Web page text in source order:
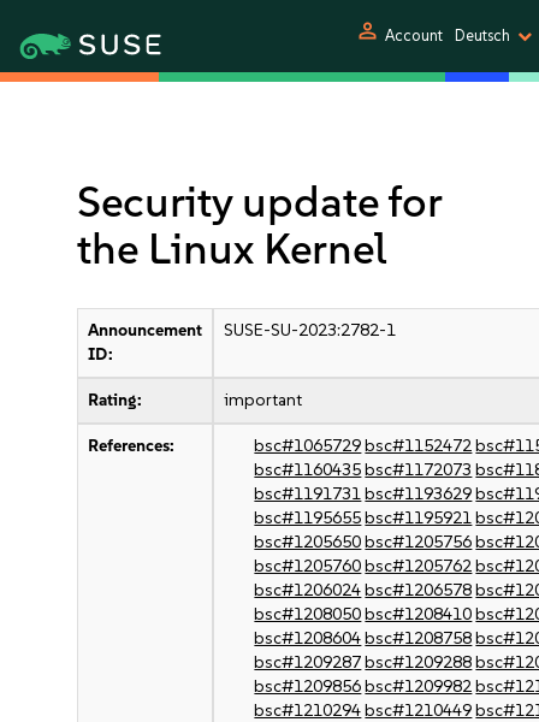
person Account Deutsch
Security update for
the Linux Kernel
Announcement
ID:
SUSE-SU-2023:2782-1
Rating: important
References: bsc#1065729bsc#1152472
bsc#1160435bsc#1172073
bsc#1191731bsc#1193629
bsc#1195655bsc#1195921
bsc#1205650bsc#1205756
bsc#1205760bsc#1205762
bsc#1206024bsc#1206578
bsc#1208050bsc#1208410
bsc#1208604bsc#1208758
bsc#1209287bsc#1209288
bsc#1209856bsc#1209982
bsc#1210294bsc#1210449